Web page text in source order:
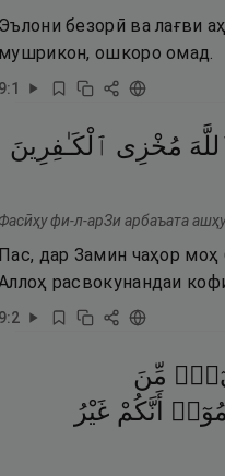
Эълони безорӣ ва лағви
мушрикон, ошкоро омад.
9:1
مُخْزِى ٱلْكَـٰفِرِينَ
Фасӣҳу фи-л-арЗи арбаъата
Пас, дар Замин чаҳор
расвокунандаи
9:2
مِّنَ
أَنَّكُمْ غَيْرُ